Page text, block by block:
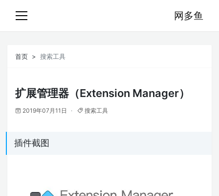
网多鱼
首页 搜索工具
扩展管理器（Extension Manager）
2019年07月11日 搜索工具
插件截图